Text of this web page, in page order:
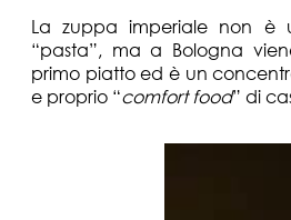
La zuppa imperiale non è
“pasta”, ma a Bologna
primo piatto ed è un
e proprio “comfort food” di